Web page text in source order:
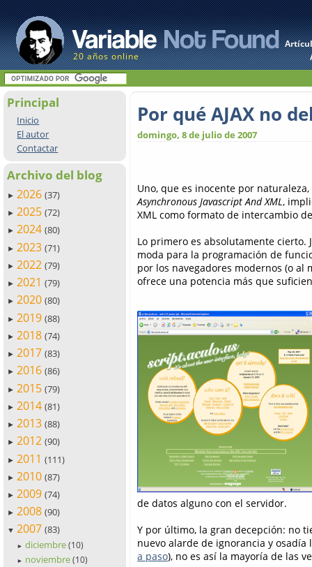
20 años online
Principal
Inicio
El autor
Contactar
Archivo del blog
► 2026 (37)
► 2025 (72)
► 2024 (80)
► 2023 (71)
► 2022 (79)
► 2021 (79)
► 2020 (80)
► 2019 (88)
► 2018 (74)
► 2017 (83)
► 2016 (86)
► 2015 (79)
► 2014 (81)
► 2013 (88)
► 2012 (90)
► 2011 (111)
► 2010 (87)
► 2009 (74)
► 2008 (90)
▼ 2007 (83)
► diciembre (10)
► noviembre (10)
Por qué AJAX no
domingo, 8 de julio de 2007
Uno, que es inocente por
Asynchronous Javascript And XML,
XML como formato de intercambio
Lo primero es absolutamente cierto.
moda para la programación de
por los navegadores modernos (o
ofrece una potencia más que
de datos alguno con el servidor.
Y por último, la gran decepción: no
nuevo alarde de ignorancia y
a paso), no es así la mayoría de las